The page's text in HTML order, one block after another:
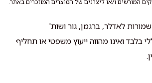
המורשים ו/או ליצרנים של המוצרים המוזכרים באתר.
בלבד ואינו מהווה ייעוץ משפטי או תחליף